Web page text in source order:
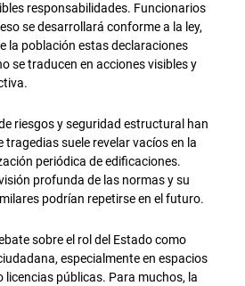
responsabilidades. Funcionarios
se desarrollará conforme a la ley,
la población estas declaraciones
se traducen en acciones visibles y
riesgos y seguridad estructural han
tragedias suele revelar vacíos en la
periódica de edificaciones.
profunda de las normas y su
podrían repetirse en el futuro.
sobre el rol del Estado como
especialmente en espacios
licencias públicas. Para muchos, la